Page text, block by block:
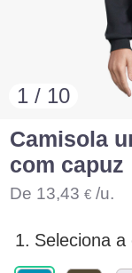
1 / 10
Camisola
com capuz
De 13,43 € /u.
1. Seleciona a